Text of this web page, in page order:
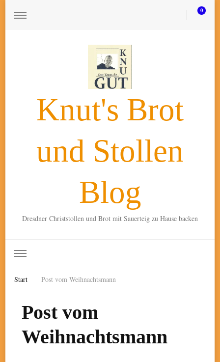
0
Knut's Brot
und Stollen
Blog
Dresdner Christstollen und Brot mit Sauerteig zu Hause backen
Start Post vom Weihnachtsmann
Post vom
Weihnachtsmann